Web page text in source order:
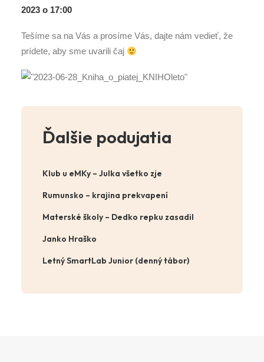
2023 o 17:00
Tešíme sa na Vás a prosíme Vás, dajte nám vedieť, že
prídete, aby sme uvarili čaj
Ďalšie podujatia
Klub u eMKy – Julka všetko zje
Rumunsko – krajina prekvapení
Materské školy – Dedko repku zasadil
Janko Hraško
Letný SmartLab Junior (denný tábor)